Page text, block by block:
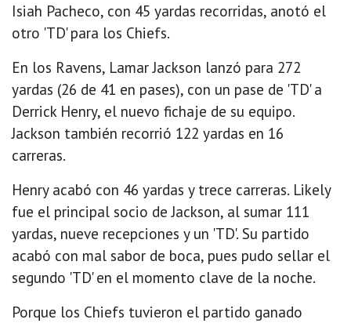
Isiah Pacheco, con 45 yardas recorridas, anotó el
otro 'TD' para los Chiefs.
En los Ravens, Lamar Jackson lanzó para 272
yardas (26 de 41 en pases), con un pase de 'TD' a
Derrick Henry, el nuevo fichaje de su equipo.
Jackson también recorrió 122 yardas en 16
carreras.
Henry acabó con 46 yardas y trece carreras. Likely
fue el principal socio de Jackson, al sumar 111
yardas, nueve recepciones y un 'TD'. Su partido
acabó con mal sabor de boca, pues pudo sellar el
segundo 'TD' en el momento clave de la noche.
Porque los Chiefs tuvieron el partido ganado